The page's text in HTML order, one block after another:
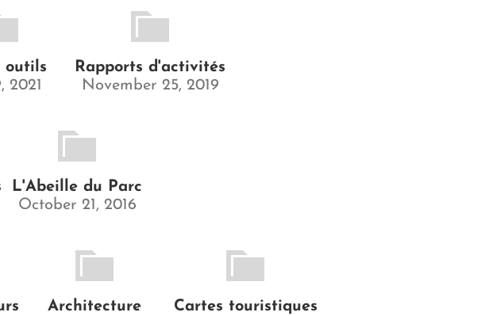
outils
2021
Rapports d'activités
November 25, 2019
L'Abeille du Parc
October 21, 2016
Architecture
Cartes touristiques